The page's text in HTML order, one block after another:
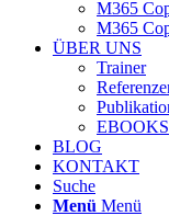
M365
M365
ÜBER UNS
Trainer
EBOOKS
BLOG
KONTAKT
Suche
Menü Menü